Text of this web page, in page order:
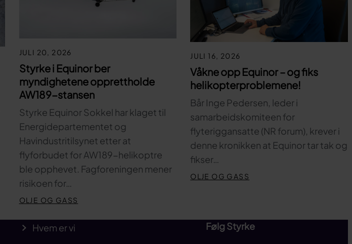
JULI 20, 2026
Styrke i Equinor ber
myndighetene opprettholde
AW189-stansen
Styrke Equinor Sokkel har klaget til
Energidepartementet og
Havindustritilsynet etter at
flyforbudet for AW189-helikoptre
ble opphevet. Fagforeningen mener
risikoen for…
OLJE OG GASS
JULI 16, 2026
Våkne opp Equinor – og fiks
helikopterproblemene!
Bår Inge Pedersen, leder i
samarbeidskomiteen for
flyteriggansatte (NR forum), krever i
denne kronikken at Equinor tar tak og
fikser…
OLJE OG GASS
Hvem er vi Følg Styrke